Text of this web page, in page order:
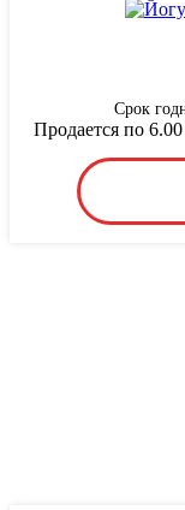
Срок
Продается по